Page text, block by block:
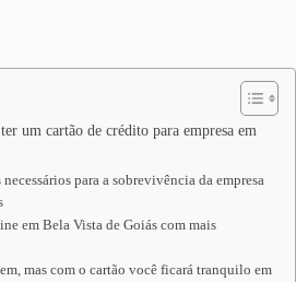
um cartão de crédito para empresa em
para a sobrevivência da empresa
em Bela Vista de Goiás com mais
mas com o cartão você ficará tranquilo em